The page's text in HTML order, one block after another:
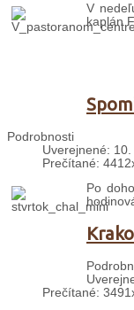
V
kaplán
Podrobnosti
Uverejnené:
Prečítané:
Po
Prečítané: